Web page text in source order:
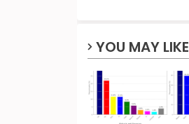
YOU MAY LIKE